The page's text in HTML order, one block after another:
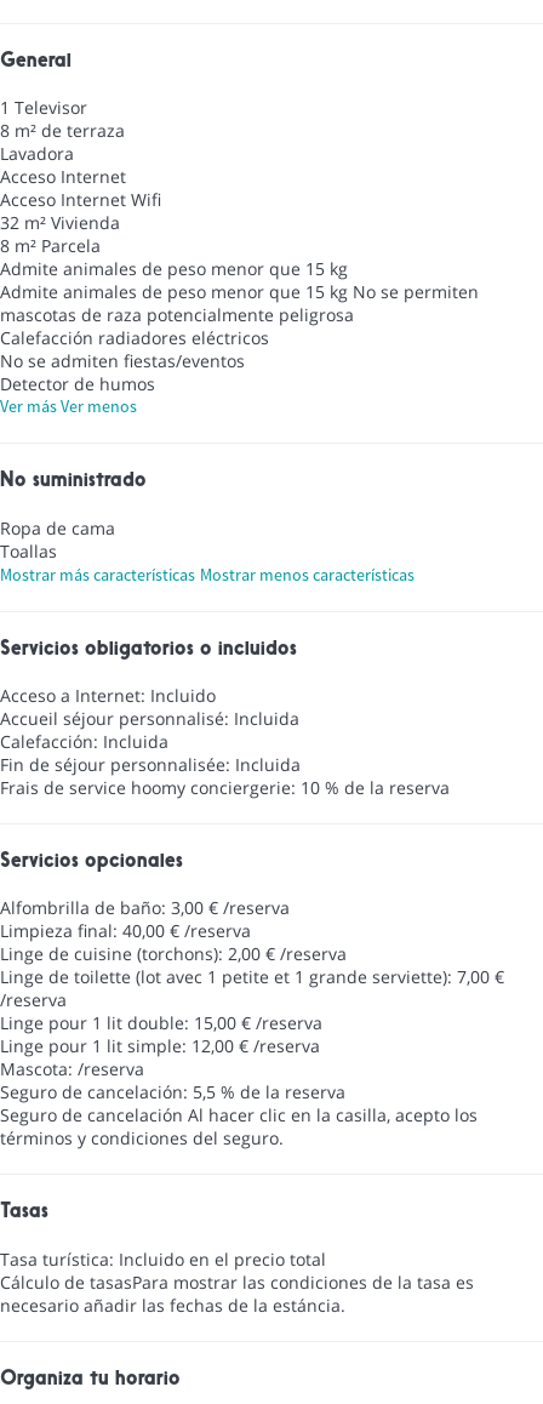
General
1 Televisor
8 m² de terraza
Lavadora
Acceso Internet
Acceso Internet Wifi
32 m² Vivienda
8 m² Parcela
Admite animales de peso menor que 15 kg
Admite animales de peso menor que 15 kg No se permiten
mascotas de raza potencialmente peligrosa
Calefacción radiadores eléctricos
No se admiten fiestas/eventos
Detector de humos
Ver másVer menos
No suministrado
Ropa de cama
Toallas
Mostrar más características Mostrar menos características
Servicios obligatorios o incluidos
Acceso a Internet: Incluido
Accueil séjour personnalisé: Incluida
Calefacción: Incluida
Fin de séjour personnalisée: Incluida
Frais de service hoomy conciergerie: 10 % de la reserva
Servicios opcionales
Alfombrilla de baño: 3,00 € /reserva
Limpieza final: 40,00 € /reserva
Linge de cuisine (torchons): 2,00 € /reserva
Linge de toilette (lot avec 1 petite et 1 grande serviette): 7,00 €
/reserva
Linge pour 1 lit double: 15,00 € /reserva
Linge pour 1 lit simple: 12,00 € /reserva
Mascota: /reserva
Seguro de cancelación: 5,5 % de la reserva
Seguro de cancelación Al hacer clic en la casilla, acepto los
términos y condiciones del seguro.
Tasas
Tasa turística: Incluido en el precio total
Cálculo de tasasPara mostrar las condiciones de la tasa es
necesario añadir las fechas de la estáncia.
Organiza tu horario